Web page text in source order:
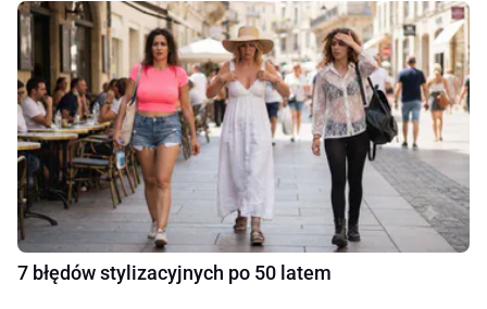
7 błędów stylizacyjnych po 50 latem